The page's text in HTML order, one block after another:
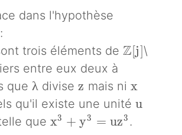
dans l'hypothèse
trois éléments de Z[j]\
entre eux deux à
que \lambda
λ divise z
z mais ni x
x
qu'il existe une unité u
u
quex^3 + y^3 = uz^3
x3 + y3 = uz3 .